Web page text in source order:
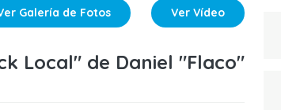
Galería de Fotos Ver Vídeo
Local" de Daniel "Flaco"